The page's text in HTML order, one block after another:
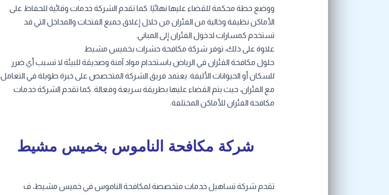
ووضع خطة محكمة للقضاء عليها نهائيًا. كما تقدم الشركة خدمات وقائية للحفاظ على
الأماكن نظيفة وخالية من الفئران من خلال إغلاق جميع الفتحات والمداخل التي قد
تستخدم كمسارات لدخول الفئران إلى المباني.
علاوة على ذلك، توفر شركة مكافحة حشرات بخميس مشيط
حلول مكافحة الفئران في الرياض باستخدام مواد آمنة وصديقة للبيئة لا تسبب أي ضرر
للسكان أو الحيوانات الأليفة. يعتمد فريق الشركة المتخصص على خبرة طويلة في التعامل
مع الفئران، حيث يتم القضاء عليها بطريقة سريعة وفعالة. كما تقدم الشركة خدمات
مكافحة الفئران للأماكن المختلفة.
شركة مكافحة الناموس بخميس مشيط
تقدم شركة تساهيل خدمات متخصصة لمكافحة الناموس في خميس مشيط، ف